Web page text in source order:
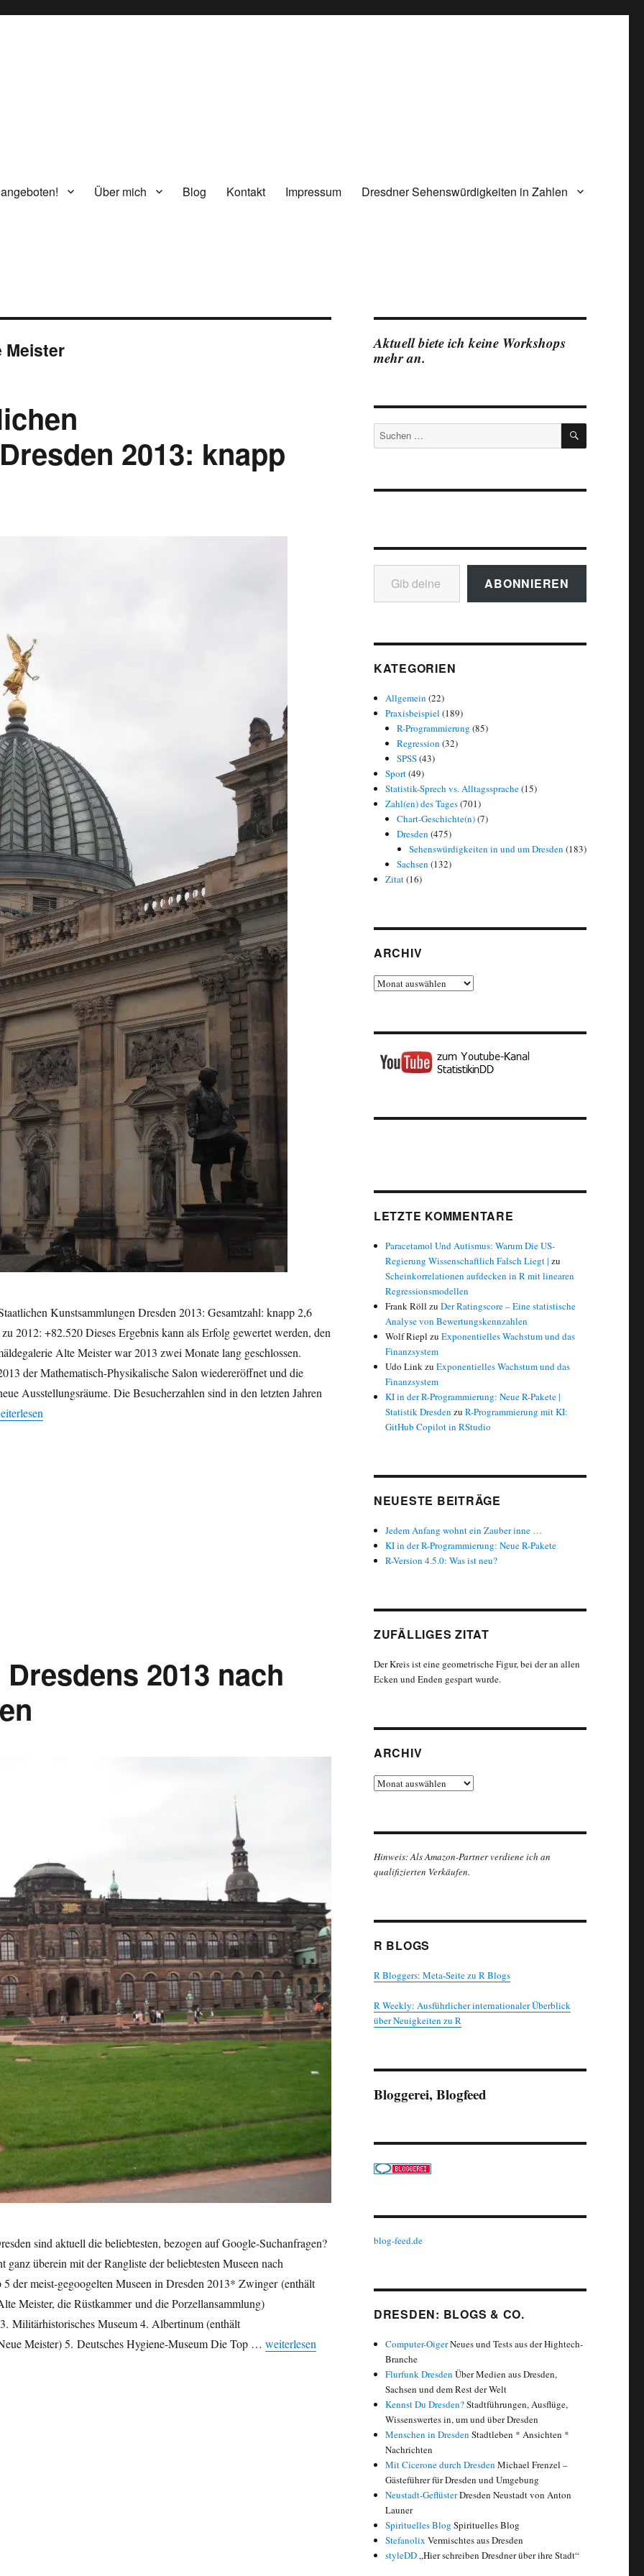
Über mich Blog Kontakt Impressum
Dresdner Sehenswürdigkeiten in Zahlen
Meister
2013: knapp
Kunstsammlungen Dresden 2013: Gesamtzahl: knapp 2,6
2012: +82.520 Dieses Ergebnis kann als Erfolg gewertet werden, den
Alte Meister war 2013 zwei Monate lang geschlossen.
der Mathematisch-Physikalische Salon wiedereröffnet und die
Ausstellungsräume. Die Besucherzahlen sind in den letzten Jahren
der Staatlichen Kunstsammlungen Dresden 2013: knapp 2,6 Mio.“
2013 nach
sind aktuell die beliebtesten, bezogen auf Google-Suchanfragen?
ganz überein mit der Rangliste der beliebtesten Museen nach
5 der meist-gegoogelten Museen in Dresden 2013* Zwinger (enthält
Meister, die Rüstkammer und die Porzellansammlung)
Militärhistorisches Museum 4. Albertinum (enthält
Meister) 5. Deutsches Hygiene-Museum Die Top … „Beliebteste Museen Dresdens 2013 nach Google-Suchanfragen“
weiterlesen
Aktuell biete ich keine Workshops
mehr an.
Suchen
nach:
SUCHEN
Gib deine E-Mail-Adresse ein ...
ABONNIEREN
KATEGORIEN
Allgemein (22)
Praxisbeispiel (189)
R-Programmierung (85)
Regression (32)
SPSS(43)
Sport(49)
Statistik-Sprech vs. Alltagssprache(15)
Zahl(en) des Tages(701)
Chart-Geschichte(n)(7)
Dresden (475)
Sehenswürdigkeiten in und um Dresden (183)
Sachsen (132)
Zitat(16)
ARCHIV
Archiv
LETZTE KOMMENTARE
Paracetamol Und Autismus: Warum Die US-
Regierung Wissenschaftlich Falsch Liegt | zu
Scheinkorrelationen aufdecken in R mit linearen
Regressionsmodellen
Frank Röll zuDer Ratingscore – Eine statistische
Analyse von Bewertungskennzahlen
Wolf Riepl zuExponentielles Wachstum und das
Finanzsystem
Udo LinkzuExponentielles Wachstum und das
Finanzsystem
KI in der R-Programmierung: Neue R-Pakete |
Statistik Dresden zuR-Programmierung mit KI:
GitHub Copilot in RStudio
NEUESTE BEITRÄGE
Jedem Anfang wohnt ein Zauber inne …
KI in der R-Programmierung: Neue R-Pakete
R-Version 4.5.0: Was ist neu?
ZUFÄLLIGES ZITAT
Der Kreis ist eine geometrische Figur, bei der an allen
Ecken und Enden gespart wurde.
ARCHIV
Archiv
Hinweis: Als Amazon-Partner verdiene ich an
qualifizierten Verkäufen.
R BLOGS
R Bloggers: Meta-Seite zu R Blogs
R Weekly: Ausführlicher internationaler Überblick
über Neuigkeiten zu R
Bloggerei, Blogfeed
blog-feed.de
DRESDEN: BLOGS & CO.
Computer-OigerNeues und Tests aus der Hightech-
Branche
Flurfunk Dresden Über Medien aus Dresden,
Sachsen und dem Rest der Welt
Kennst Du Dresden?Stadtführungen, Ausflüge,
Wissenswertes in, um und über Dresden
Menschen in Dresden Stadtleben * Ansichten *
Nachrichten
Mit Cicerone durch Dresden Michael Frenzel –
Gästeführer für Dresden und Umgebung
Neustadt-GeflüsterDresden Neustadt von Anton
Launer
Spirituelles Blog Spirituelles Blog
Stefanolix Vermischtes aus Dresden
styleDD„Hier schreiben Dresdner über ihre Stadt“